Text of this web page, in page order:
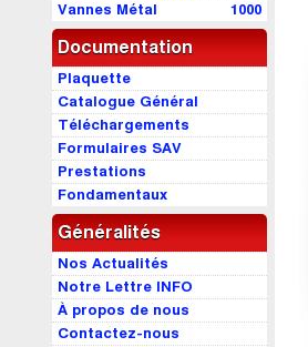
1000
Vannes Métal
Documentation
Plaquette
Catalogue Général
Téléchargements
Formulaires SAV
Prestations
Fondamentaux
Généralités
Nos Actualités
Notre Lettre INFO
À propos de nous
Contactez-nous